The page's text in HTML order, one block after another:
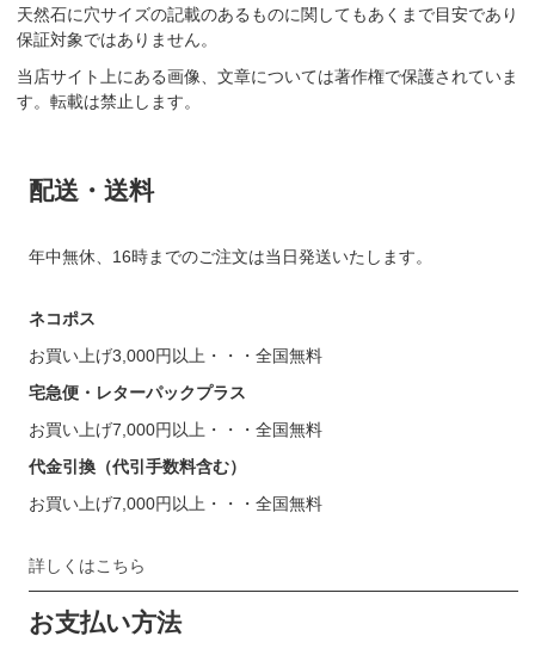
天然石に穴サイズの記載のあるものに関してもあくまで目安であり
保証対象ではありません。
当店サイト上にある画像、文章については著作権で保護されていま
す。転載は禁止します。
配送・送料
年中無休、16時までのご注文は当日発送いたします。
ネコポス
お買い上げ3,000円以上・・・全国無料
宅急便・レターパックプラス
お買い上げ7,000円以上・・・全国無料
代金引換（代引手数料含む）
お買い上げ7,000円以上・・・全国無料
詳しくはこちら
お支払い方法